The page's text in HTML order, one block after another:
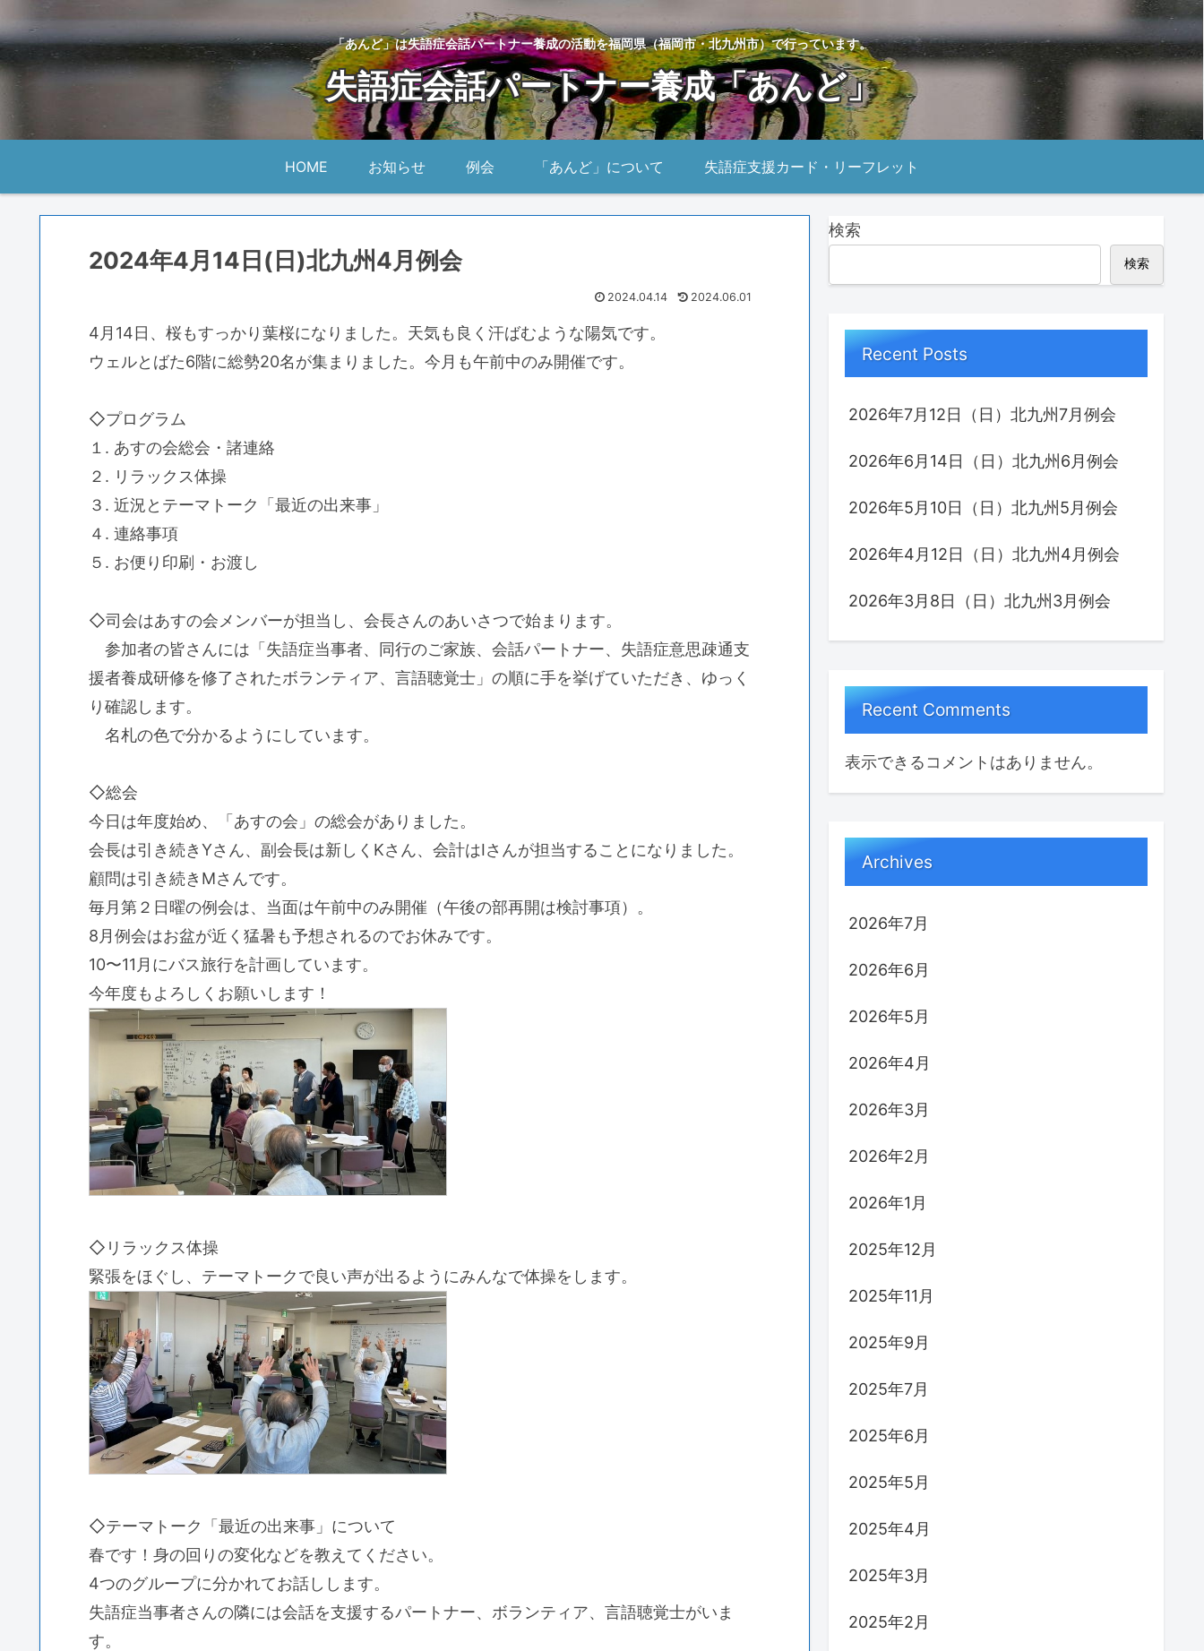
「あんど」は失語症会話パートナー養成の活動を福岡県（福岡市・北九州市）で行っています。
失語症会話パートナー養成「あんど」
HOME お知らせ 例会 「あんど」について 失語症支援カード・リーフレット
2024年4月14日(日)北九州4月例会
2024.04.14 2024.06.01
4月14日、桜もすっかり葉桜になりました。天気も良く汗ばむような陽気です。
ウェルとばた6階に総勢20名が集まりました。今月も午前中のみ開催です。
◇プログラム
１. あすの会総会・諸連絡
２. リラックス体操
３. 近況とテーマトーク「最近の出来事」
４. 連絡事項
５. お便り印刷・お渡し
◇司会はあすの会メンバーが担当し、会長さんのあいさつで始まります。
参加者の皆さんには「失語症当事者、同行のご家族、会話パートナー、失語症意思疎通支
援者養成研修を修了されたボランティア、言語聴覚士」の順に手を挙げていただき、ゆっく
り確認します。
名札の色で分かるようにしています。
◇総会
今日は年度始め、「あすの会」の総会がありました。
会長は引き続きYさん、副会長は新しくKさん、会計はIさんが担当することになりました。
顧問は引き続きMさんです。
毎月第２日曜の例会は、当面は午前中のみ開催（午後の部再開は検討事項）。
8月例会はお盆が近く猛暑も予想されるのでお休みです。
10〜11月にバス旅行を計画しています。
今年度もよろしくお願いします！
◇リラックス体操
緊張をほぐし、テーマトークで良い声が出るようにみんなで体操をします。
◇テーマトーク「最近の出来事」について
春です！身の回りの変化などを教えてください。
4つのグループに分かれてお話しします。
失語症当事者さんの隣には会話を支援するパートナー、ボランティア、言語聴覚士がいま
す。
検索
検索
Recent Posts
2026年7月12日（日）北九州7月例会
2026年6月14日（日）北九州6月例会
2026年5月10日（日）北九州5月例会
2026年4月12日（日）北九州4月例会
2026年3月8日（日）北九州3月例会
Recent Comments
表示できるコメントはありません。
Archives
2026年7月
2026年6月
2026年5月
2026年4月
2026年3月
2026年2月
2026年1月
2025年12月
2025年11月
2025年9月
2025年7月
2025年6月
2025年5月
2025年4月
2025年3月
2025年2月